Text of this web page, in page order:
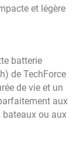
et légère
batterie
de TechForce
de vie et un
aux
bateaux ou aux